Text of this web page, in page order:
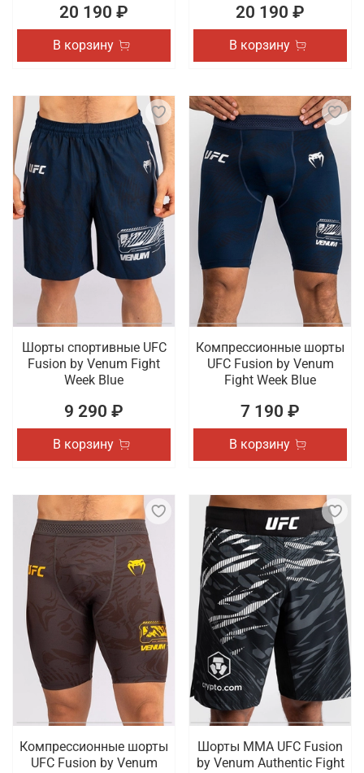
20 190 ₽
В корзину
20 190 ₽
В корзину
Шорты спортивные UFC
Fusion by Venum Fight
Week Blue
9 290 ₽
В корзину
Компрессионные шорты
UFC Fusion by Venum
Fight Week Blue
7 190 ₽
В корзину
Компрессионные шорты
UFC Fusion by Venum
Шорты ММА UFC Fusion
by Venum Authentic Fight